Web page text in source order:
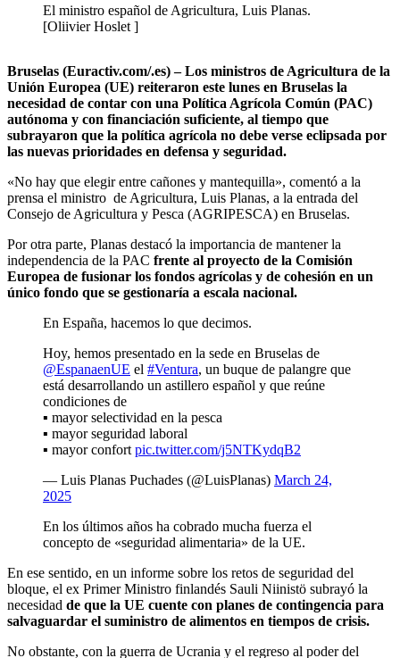
El ministro español de Agricultura, Luis Planas.
[Oliivier Hoslet ]
Bruselas (Euractiv.com/.es) – Los ministros de Agricultura de la
Unión Europea (UE) reiteraron este lunes en Bruselas la
necesidad de contar con una Política Agrícola Común (PAC)
autónoma y con financiación suficiente, al tiempo que
subrayaron que la política agrícola no debe verse eclipsada por
las nuevas prioridades en defensa y seguridad.
«No hay que elegir entre cañones y mantequilla», comentó a la
prensa el ministro de Agricultura, Luis Planas, a la entrada del
Consejo de Agricultura y Pesca (AGRIPESCA) en Bruselas.
Por otra parte, Planas destacó la importancia de mantener la
independencia de la PAC frente al proyecto de la Comisión
Europea de fusionar los fondos agrícolas y de cohesión en un
único fondo que se gestionaría a escala nacional.
En España, hacemos lo que decimos.
Hoy, hemos presentado en la sede en Bruselas de
@EspanaenUE el #Ventura, un buque de palangre que
está desarrollando un astillero español y que reúne
condiciones de
▪ mayor selectividad en la pesca
▪ mayor seguridad laboral
▪ mayor confort pic.twitter.com/j5NTKydqB2
— Luis Planas Puchades (@LuisPlanas) March 24,
2025
En los últimos años ha cobrado mucha fuerza el
concepto de «seguridad alimentaria» de la UE.
En ese sentido, en un informe sobre los retos de seguridad del
bloque, el ex Primer Ministro finlandés Sauli Niinistö subrayó la
necesidad de que la UE cuente con planes de contingencia para
salvaguardar el suministro de alimentos en tiempos de crisis.
No obstante, con la guerra de Ucrania y el regreso al poder del